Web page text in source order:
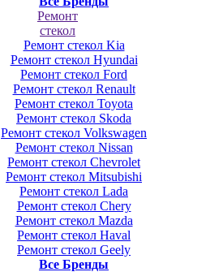
Ремонт
стекол
Ремонт стекол Kia
Ремонт стекол Hyundai
Ремонт стекол Ford
Ремонт стекол Renault
Ремонт стекол Toyota
Ремонт стекол Skoda
Ремонт стекол Volkswagen
Ремонт стекол Nissan
Ремонт стекол Chevrolet
Ремонт стекол Mitsubishi
Ремонт стекол Lada
Ремонт стекол Chery
Ремонт стекол Mazda
Ремонт стекол Haval
Ремонт стекол Geely
Все Бренды